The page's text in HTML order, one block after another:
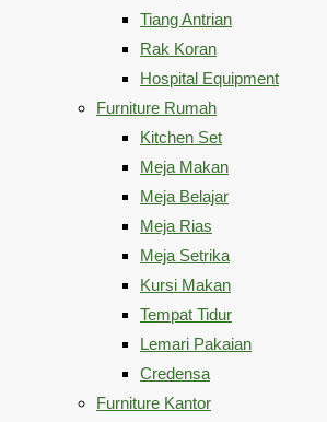
Tiang Antrian
Rak Koran
Hospital Equipment
Furniture Rumah
Kitchen Set
Meja Makan
Meja Belajar
Meja Rias
Meja Setrika
Kursi Makan
Tempat Tidur
Lemari Pakaian
Credensa
Furniture Kantor